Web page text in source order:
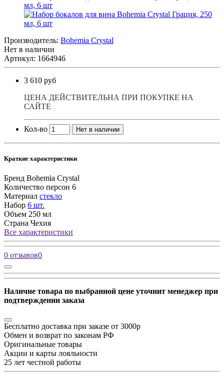
Производитель: Bohemia Crystal
Нет в наличии
Артикул: 1664946
3 610 руб
ЦЕНА ДЕЙСТВИТЕЛЬНА ПРИ ПОКУПКЕ НА
САЙТЕ
Кол-во Нет в наличии
Краткие характеристики
Бренд Bohemia Crystal
Количество персон 6
Материал стекло
Набор 6 шт.
Объем 250 мл
Страна Чехия
Все характеристики
0 отзывов0
Наличие товара по выбранной цене уточнит менеджер при
подтверждении заказа
Бесплатно доставка при заказе от 3000р
Обмен и возврат по законам РФ
Оригинальные товары
Акции и карты лояльности
25 лет честной работы